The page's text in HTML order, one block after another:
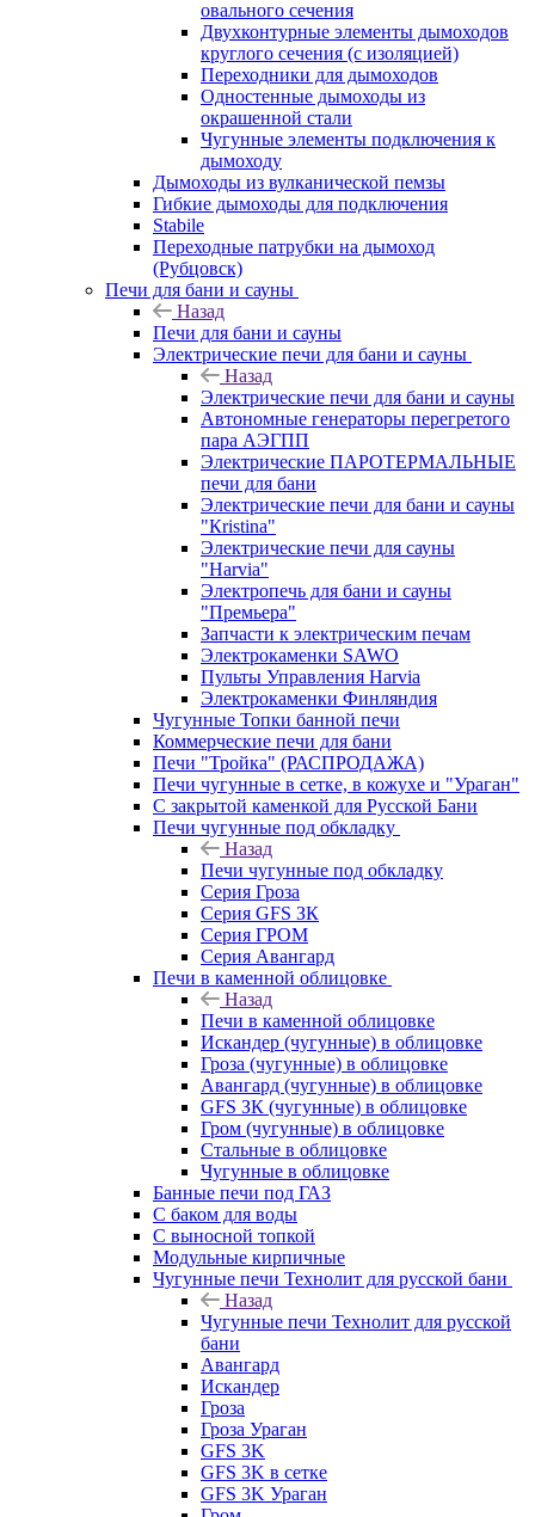
овального сечения
Двухконтурные элементы дымоходов
круглого сечения (с изоляцией)
Переходники для дымоходов
Одностенные дымоходы из
окрашенной стали
Чугунные элементы подключения к
дымоходу
Дымоходы из вулканической пемзы
Гибкие дымоходы для подключения
Stabile
Переходные патрубки на дымоход
(Рубцовск)
Печи для бани и сауны
Назад
Печи для бани и сауны
Электрические печи для бани и сауны
Назад
Электрические печи для бани и сауны
Автономные генераторы перегретого
пара АЭГПП
Электрические ПАРОТЕРМАЛЬНЫЕ
печи для бани
Электрические печи для бани и сауны
"Кristina"
Электрические печи для сауны
"Harvia"
Электропечь для бани и сауны
"Премьера"
Запчасти к электрическим печам
Электрокаменки SAWO
Пульты Управления Harvia
Электрокаменки Финляндия
Чугунные Топки банной печи
Коммерческие печи для бани
Печи "Тройка" (РАСПРОДАЖА)
Печи чугунные в сетке, в кожухе и "Ураган"
С закрытой каменкой для Русской Бани
Печи чугунные под обкладку
Назад
Печи чугунные под обкладку
Серия Гроза
Серия GFS ЗК
Серия ГРОМ
Серия Авангард
Печи в каменной облицовке
Назад
Печи в каменной облицовке
Искандер (чугунные) в облицовке
Гроза (чугунные) в облицовке
Авангард (чугунные) в облицовке
GFS ЗК (чугунные) в облицовке
Гром (чугунные) в облицовке
Стальные в облицовке
Чугунные в облицовке
Банные печи под ГАЗ
С баком для воды
С выносной топкой
Модульные кирпичные
Чугунные печи Технолит для русской бани
Назад
Чугунные печи Технолит для русской
бани
Авангард
Искандер
Гроза
Гроза Ураган
GFS 3K
GFS 3K в сетке
GFS 3K Ураган